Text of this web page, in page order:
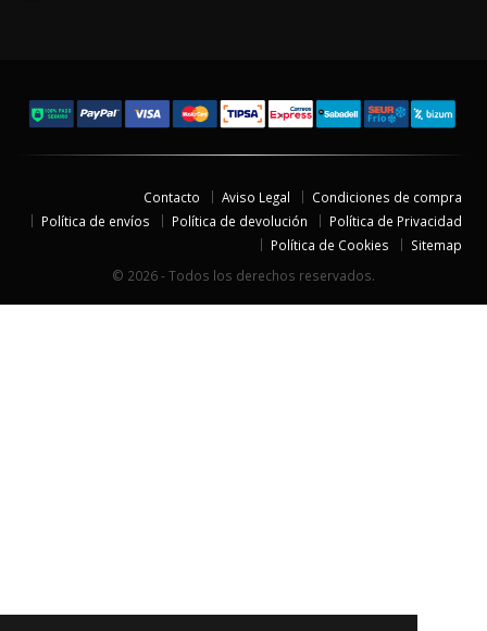
Contacto Aviso Legal
Condiciones de compra
Política de envíos
Política de devolución
Política de Privacidad
Política de Cookies
Sitemap
© 2026 - Todos los derechos reservados.